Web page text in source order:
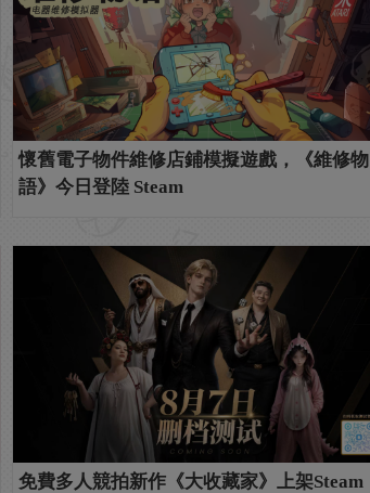
懷舊電子物件維修店鋪模擬遊戲，《維修物
語》今日登陸 Steam
免費多人競拍新作《大收藏家》上架Steam